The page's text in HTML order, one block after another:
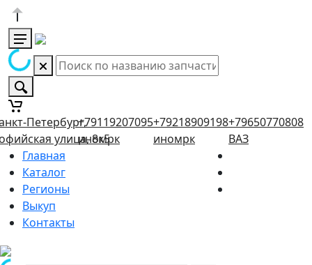
Петербург,
улица, 8к5
+79119207095
иномрк
+79218909198
иномрк
+79650770808
ВАЗ
Главная
Каталог
Регионы
Выкуп
Контакты